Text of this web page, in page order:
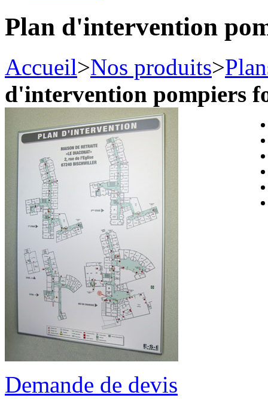
Plan d'intervention
Accueil>Nos produits>
d'intervention pompiers
Demande de devis